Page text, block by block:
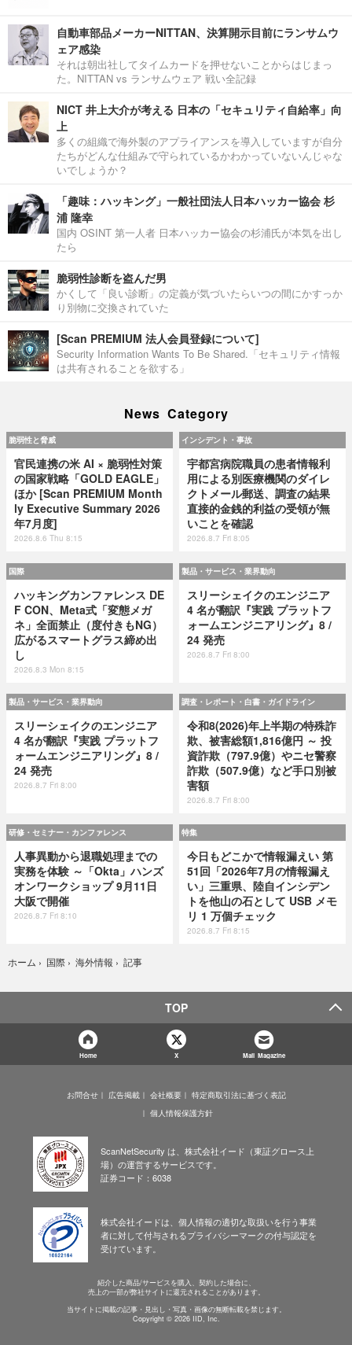
自動車部品メーカーNITTAN、決算開示目前にランサムウ
ェア感染
それは朝出社してタイムカードを押せないことからはじまっ
た。NITTAN vs ランサムウェア 戦い全記録
NICT 井上大介が考える 日本の「セキュリティ自給率」向
上
多くの組織で海外製のアプライアンスを導入していますが自分
たちがどんな仕組みで守られているかわかっていないんじゃな
いでしょうか？
「趣味：ハッキング」一般社団法人日本ハッカー協会 杉
浦 隆幸
国内 OSINT 第一人者 日本ハッカー協会の杉浦氏が本気を出し
たら
脆弱性診断を盗んだ男
かくして「良い診断」の定義が気づいたらいつの間にかすっか
り別物に交換されていた
[Scan PREMIUM 法人会員登録について]
Security Information Wants To Be Shared.「セキュリティ情報
は共有されることを欲する」
News Category
脆弱性と脅威
官民連携の米 AI × 脆弱性対策
の国家戦略「GOLD EAGLE」
ほか [Scan PREMIUM Month
ly Executive Summary 2026
年7月度]
2026.8.6 Thu 8:15
インシデント・事故
宇都宮病院職員の患者情報利
用による別医療機関のダイレ
クトメール郵送、調査の結果
直接的金銭的利益の受領が無
いことを確認
2026.8.7 Fri 8:05
国際
ハッキングカンファレンス DE
F CON、Meta式「変態メガ
ネ」全面禁止（度付きもNG）
広がるスマートグラス締め出
し
2026.8.3 Mon 8:15
製品・サービス・業界動向
スリーシェイクのエンジニア
4 名が翻訳『実践 プラットフ
ォームエンジニアリング』8 /
24 発売
2026.8.7 Fri 8:00
製品・サービス・業界動向
スリーシェイクのエンジニア
4 名が翻訳『実践 プラットフ
ォームエンジニアリング』8 /
24 発売
2026.8.7 Fri 8:00
調査・レポート・白書・ガイドライン
令和8(2026)年上半期の特殊詐
欺、被害総額1,816億円 ～ 投
資詐欺（797.9億）やニセ警察
詐欺（507.9億）など手口別被
害額
2026.8.7 Fri 8:00
研修・セミナー・カンファレンス
人事異動から退職処理までの
実務を体験 ～「Okta」ハンズ
オンワークショップ 9月11日
大阪で開催
2026.8.7 Fri 8:10
特集
今日もどこかで情報漏えい 第
51回「2026年7月の情報漏え
い」三重県、陸自インシデン
トを他山の石として USB メモ
リ 1 万個チェック
2026.8.7 Fri 8:15
ホーム › 国際 › 海外情報 › 記事
TOP
Home X Mail Magazine
お問合せ 広告掲載 会社概要
特定商取引法に基づく表記
個人情報保護方針
ScanNetSecurity は、株式会社イード（東証グロース上
場）の運営するサービスです。
証券コード：6038
株式会社イードは、個人情報の適切な取扱いを行う事業
者に対して付与されるプライバシーマークの付与認定を
受けています。
紹介した商品/サービスを購入、契約した場合に、
売上の一部が弊社サイトに還元されることがあります。
当サイトに掲載の記事・見出し・写真・画像の無断転載を禁じます。
Copyright © 2026 IID, Inc.